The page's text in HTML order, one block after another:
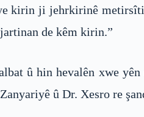
kirin ji jehrkirinê
de kêm kirin.”
û hin hevalên xwe
û Dr. Xesro re